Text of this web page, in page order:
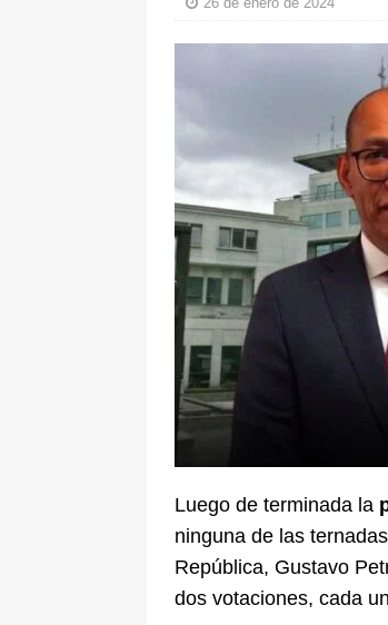
Espriella:
Luego de terminada la
ninguna de las
República, Gustavo
dos votaciones, cada